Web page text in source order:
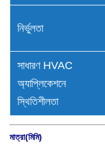
নির্ভুলতা
সাধারণ HVAC
অ্যাপ্লিকেশনে
স্থিতিশীলতা
মাত্রা(মিমি)